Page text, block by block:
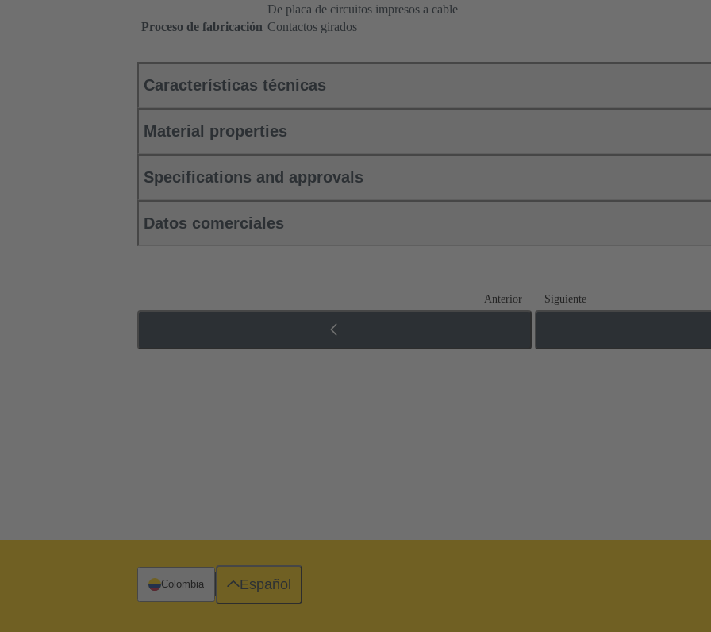
De placa de circuitos impresos a cable
Proceso de fabricación Contactos girados
Características técnicas
Material properties
Specifications and approvals
Datos comerciales
Anterior Siguiente
Colombia Español